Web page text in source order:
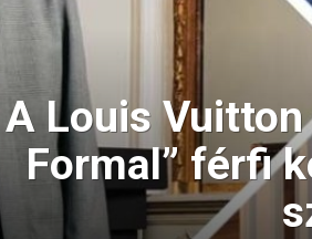
A Louis
Formal” férfi